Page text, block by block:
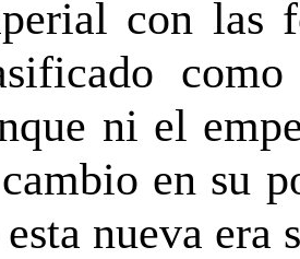
con las
ni el
en su
esta nueva era